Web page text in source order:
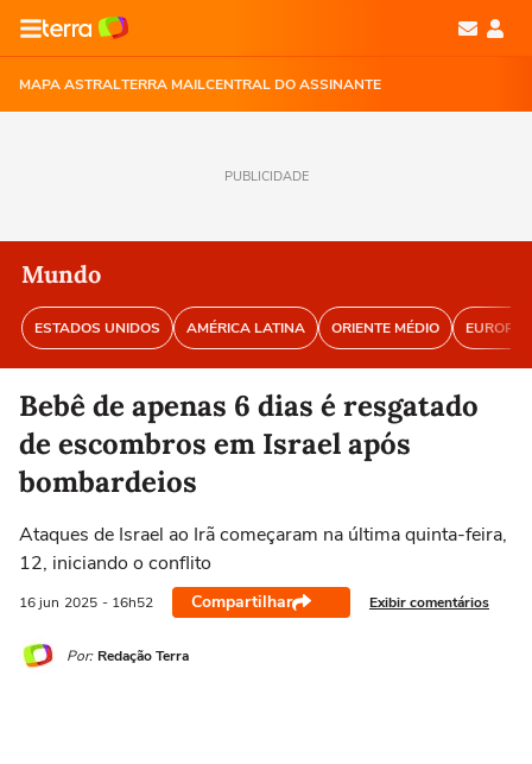
MAPA ASTRALTERRA MAILCENTRAL DO ASSINANTE
PUBLICIDADE
Mundo
ESTADOS UNIDOS AMÉRICA LATINA ORIENTE MÉDIO EUROPA
Bebê de apenas 6 dias é resgatado
de escombros em Israel após
bombardeios
Ataques de Israel ao Irã começaram na última quinta-feira,
12, iniciando o conflito
16 jun 2025 - 16h52 Compartilhar Exibir comentários
Por: Redação Terra